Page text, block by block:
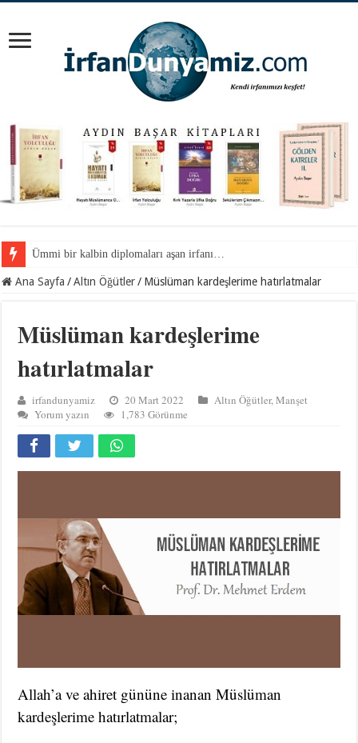
Ümmi bir kalbin diplomaları aşan irfanı…
Camdaki yazılar…
Ana Sayfa / Altın Öğütler / Müslüman kardeşlerime hatırlatmalar
Müslüman kardeşlerime
hatırlatmalar
irfandunyamiz 20 Mart 2022 Altın Öğütler,Manşet
Yorum yazın
1,783 Görünme
Allah’a ve ahiret gününe inanan Müslüman
kardeşlerime hatırlatmalar;